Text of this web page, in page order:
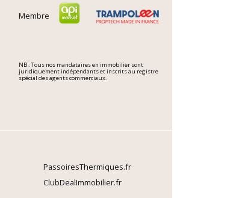
Membre
NB : Tous nos mandataires en immobilier sont
juridiquement indépendants et inscrits au registre
spécial des agents commerciaux.
PassoiresThermiques.fr
ClubDealImmobilier.fr